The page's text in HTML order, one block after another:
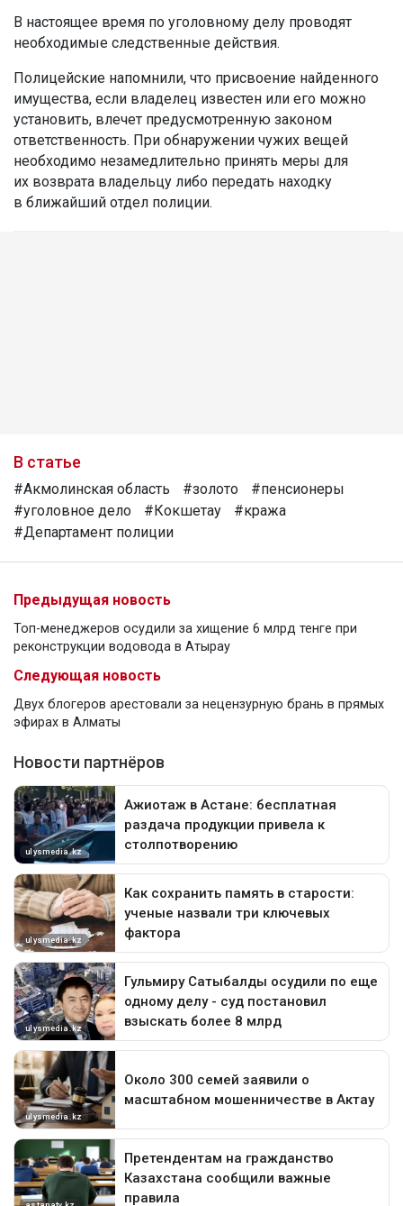
В настоящее время по уголовному делу проводят
необходимые следственные действия.
Полицейские напомнили, что присвоение найденного
имущества, если владелец известен или его можно
установить, влечет предусмотренную законом
ответственность. При обнаружении чужих вещей
необходимо незамедлительно принять меры для
их возврата владельцу либо передать находку
в ближайший отдел полиции.
В статье
#Акмолинская область #золото
#пенсионеры
#уголовное дело
#Кокшетау
#кража
#Департамент полиции
Предыдущая новость
Топ-менеджеров осудили за хищение 6 млрд тенге при
реконструкции водовода в Атырау
Следующая новость
Двух блогеров арестовали за нецензурную брань в прямых
эфирах в Алматы